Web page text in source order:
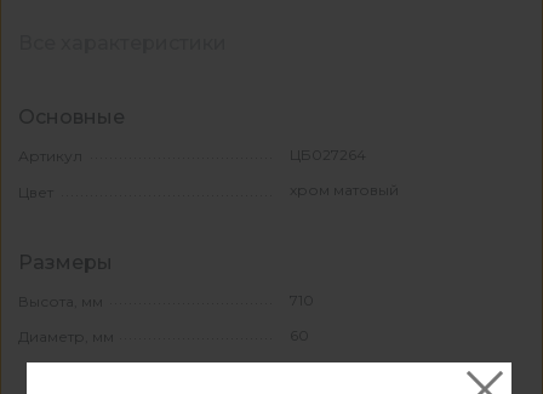
Основные
Артикул ЦБ027264
Цвет хром матовый
Размеры
Высота, мм 710
Диаметр, мм